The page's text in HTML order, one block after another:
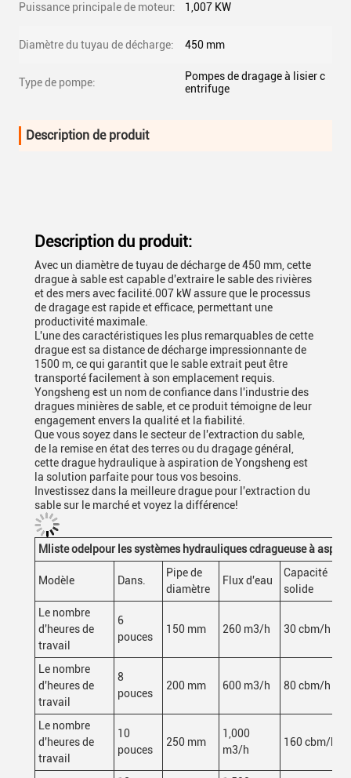
Puissance principale de moteur: 1,007 KW
Diamètre du tuyau de décharge: 450 mm
Type de pompe:
Pompes de dragage à lisier c
entrifuge
Description de produit
Description du produit:
Avec un diamètre de tuyau de décharge de 450 mm, cette
drague à sable est capable d'extraire le sable des rivières
et des mers avec facilité.007 kW assure que le processus
de dragage est rapide et efficace, permettant une
productivité maximale.
L'une des caractéristiques les plus remarquables de cette
drague est sa distance de décharge impressionnante de
1500 m, ce qui garantit que le sable extrait peut être
transporté facilement à son emplacement requis.
Yongsheng est un nom de confiance dans l'industrie des
dragues minières de sable, et ce produit témoigne de leur
engagement envers la qualité et la fiabilité.
Que vous soyez dans le secteur de l'extraction du sable,
de la remise en état des terres ou du dragage général,
cette drague hydraulique à aspiration de Yongsheng est
la solution parfaite pour tous vos besoins.
Investissez dans la meilleure drague pour l'extraction du
sable sur le marché et voyez la différence!
M liste odel pour les systèmes hydrauliques cdragueuse à
Modèle Dans.
Pipe de
diamètre
Flux d'eau
Capacité
solide
Le nombre
d'heures de
travail
6
pouces
150 mm 260 m3/h 30 cbm/h
Le nombre
d'heures de
travail
8
pouces
200 mm 600 m3/h 80 cbm/h
Le nombre
d'heures de
travail
10
pouces
250 mm
1,000
m3/h
160 cbm/h